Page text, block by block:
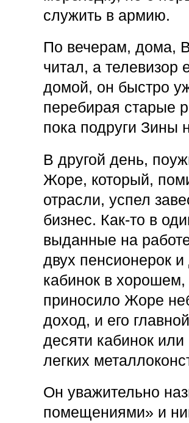
служить в армию.
По вечерам, дома,
читал, а телевизор
домой, он быстро
перебирая старые
пока подруги Зины
В другой день,
Жоре, который,
отрасли, успел
бизнес. Как-то в
выданные на
двух пенсионерок
кабинок в
приносило Жоре
доход, и его
десяти кабинок или
легких
Он уважительно
помещениями» и